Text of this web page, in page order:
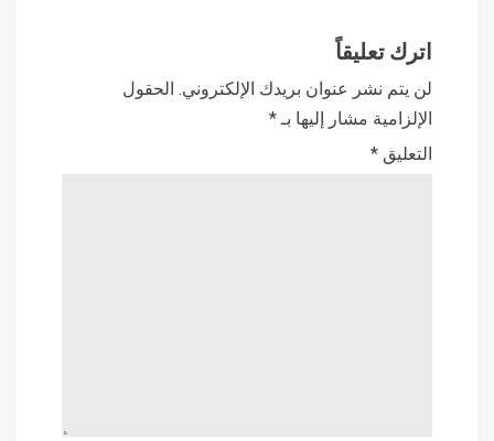
اترك تعليقاً
لن يتم نشر عنوان بريدك الإلكتروني. الحقول
الإلزامية مشار إليها بـ*
التعليق *